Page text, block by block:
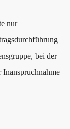
nur
bei der
Inanspruchnahme